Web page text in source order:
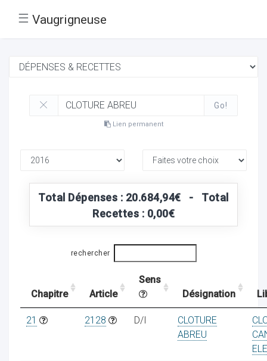
☰ Vaugrigneuse
Go!
Lien permanent
Total Dépenses : 20.684,94€ - Total
Recettes : 0,00€
rechercher
Chapitre Article
Sens
Désignation
21 2128 D/I
CLOTURE
ABREU